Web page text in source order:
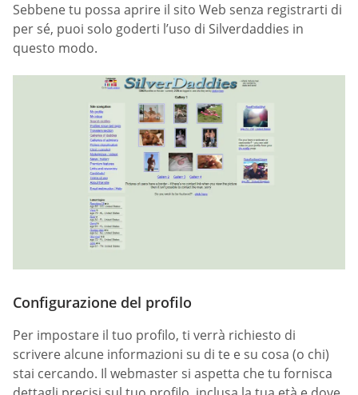
Sebbene tu possa aprire il sito Web senza registrarti di
per sé, puoi solo goderti l’uso di Silverdaddies in
questo modo.
Configurazione del profilo
Per impostare il tuo profilo, ti verrà richiesto di
scrivere alcune informazioni su di te e su cosa (o chi)
stai cercando. Il webmaster si aspetta che tu fornisca